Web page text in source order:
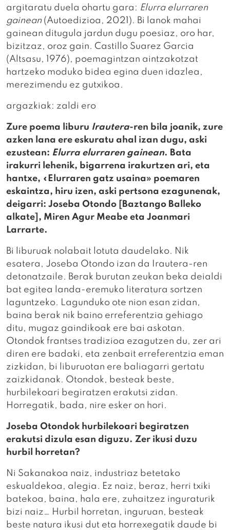
argitaratu duela ohartu gara: Elurra elurraren
gainean (Autoedizioa, 2021). Bi lanok mahai
gainean ditugula jardun dugu poesiaz, oro har,
bizitzaz, oroz gain. Castillo Suarez Garcia
(Altsasu, 1976), poemagintzan aintzakotzat
hartzeko moduko bidea egina duen idazlea,
merezimendu ez gutxikoa.
argazkiak: zaldi ero
Zure poema liburu Irautera-ren bila joanik, zure
azken lana ere eskuratu ahal izan dugu, aski
ezustean: Elurra elurraren gainean. Bata
irakurri lehenik, bigarrena irakurtzen ari, eta
hantxe, «Elurraren gatz usaina» poemaren
eskaintza, hiru izen, aski pertsona ezagunenak,
deigarri: Joseba Otondo [Baztango Balleko
alkate], Miren Agur Meabe eta Joanmari
Larrarte.
Bi liburuak nolabait lotuta daudelako. Nik
esatera, Joseba Otondo izan da Irautera-ren
detonatzaile. Berak burutan zeukan beka deialdi
bat egitea landa-eremuko literatura sortzen
laguntzeko. Lagunduko ote nion esan zidan,
baina berak nik baino erreferentzia gehiago
ditu, mugaz gaindikoak ere bai askotan.
Otondok frantses tradizioa ezagutzen du, zer ari
diren ere badaki, eta zenbait erreferentzia eman
zizkidan, bi liburuotan ere baliagarri gertatu
zaizkidanak. Otondok, besteak beste,
hurbilekoari begiratzen erakutsi zidan.
Horregatik, bada, nire esker on hori.
Joseba Otondok hurbilekoari begiratzen
erakutsi dizula esan diguzu. Zer ikusi duzu
hurbil horretan?
Ni Sakanakoa naiz, industriaz betetako
eskualdekoa, alegia. Ez naiz, beraz, herri txiki
batekoa, baina, hala ere, zuhaitzez inguraturik
bizi naiz… Hurbil horretan, inguruan, besteak
beste natura ikusi dut eta horrexegatik daude bi